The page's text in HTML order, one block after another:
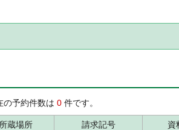
の予約件数は 0 件です。
所蔵場所 請求記号 資